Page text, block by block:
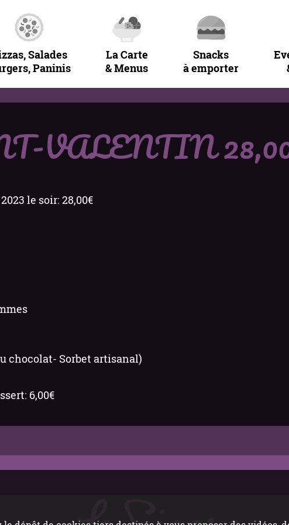
Salades
Paninis
La Carte
& Menus
Snacks
à emporter
VALENTIN
le soir: 28,00€
chocolat- Sorbet artisanal)
6,00€